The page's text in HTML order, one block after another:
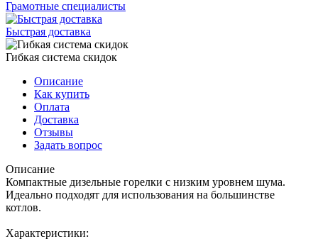
Грамотные специалисты
Быстрая доставка
Гибкая система скидок
Описание
Как купить
Оплата
Доставка
Отзывы
Задать вопрос
Описание
Компактные дизельные горелки с низким уровнем шума.
Идеально подходят для использования на большинстве
котлов.
Характеристики: